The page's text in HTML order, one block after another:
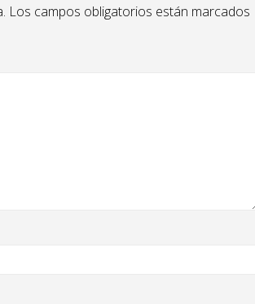
Los campos obligatorios están marcados